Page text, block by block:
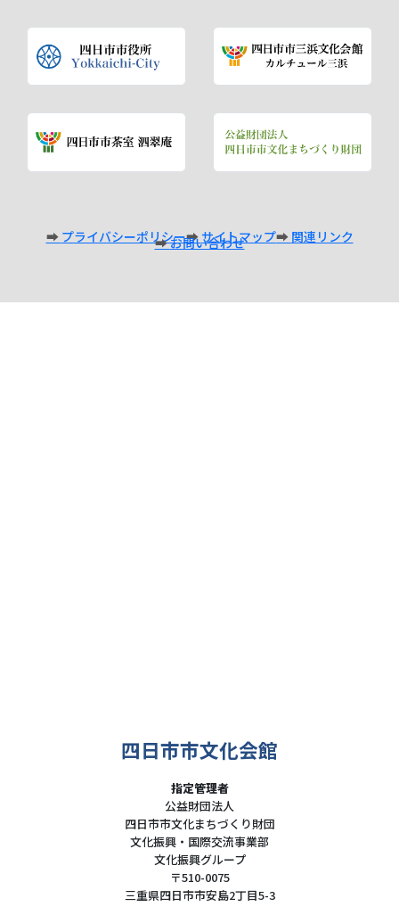
プライバシーポリシー サイトマップ 関連リンク
お問い合わせ
四日市市文化会館
指定管理者
公益財団法人
四日市市文化まちづくり財団
文化振興・国際交流事業部
文化振興グループ
〒510-0075
三重県四日市市安島2丁目5-3